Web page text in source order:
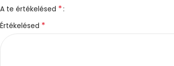
A te értékelésed *
Értékelésed *